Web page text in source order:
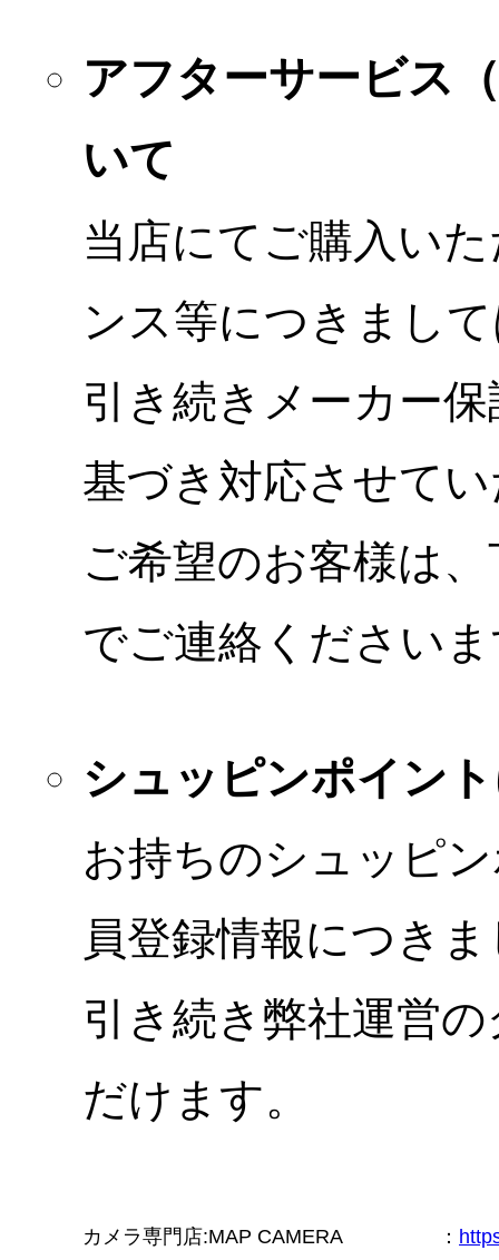
アフターサービス
いて
当店にてご購入い
ンス等につきまし
引き続きメーカー
基づき対応させて
ご希望のお客様は
でご連絡ください
シュッピンポイン
お持ちのシュッピ
員登録情報につき
引き続き弊社運営
だけます。
カメラ専門店:MAP CAMERA ：